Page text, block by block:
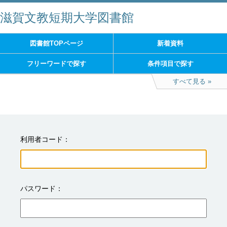
滋賀文教短期大学図書館
図書館TOPページ 新着資料
フリーワードで探す 条件項目で探す
すべて見る
利用者コード
パスワード